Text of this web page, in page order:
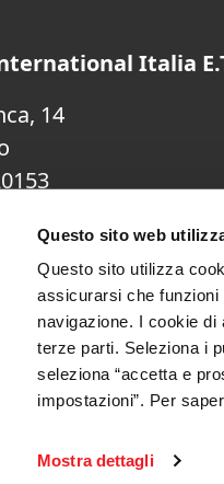
Questo sito web
Questo sito utilizza
assicurarsi che
navigazione. I cookie
terze parti. Seleziona i
seleziona “accetta e
impostazioni”. Per
Mostra dettagli
Italia
14